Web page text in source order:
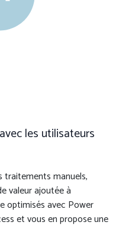
les utilisateurs
traitements manuels,
valeur ajoutée à
optimisés avec Power
et vous en propose une